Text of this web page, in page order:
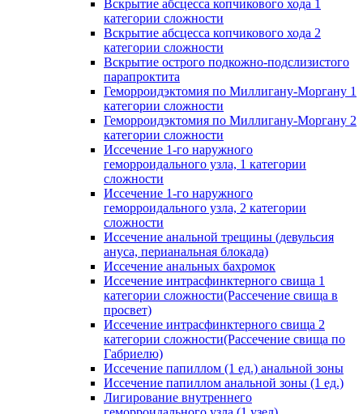
Вскрытие абсцесса копчикового хода 1
категории сложности
Вскрытие абсцесса копчикового хода 2
категории сложности
Вскрытие острого подкожно-подслизистого
парапроктита
Геморроидэктомия по Миллигану-Моргану 1
категории сложности
Геморроидэктомия по Миллигану-Моргану 2
категории сложности
Иссечение 1-го наружного
геморроидального узла, 1 категории
сложности
Иссечение 1-го наружного
геморроидального узла, 2 категории
сложности
Иссечение анальной трещины (девульсия
ануса, перианальная блокада)
Иссечение анальных бахромок
Иссечение интрасфинктерного свища 1
категории сложности(Рассечение свища в
просвет)
Иссечение интрасфинктерного свища 2
категории сложности(Рассечение свища по
Габриелю)
Иссечение папиллом (1 ед.) анальной зоны
Иссечение папиллом анальной зоны (1 ед.)
Лигирование внутреннего